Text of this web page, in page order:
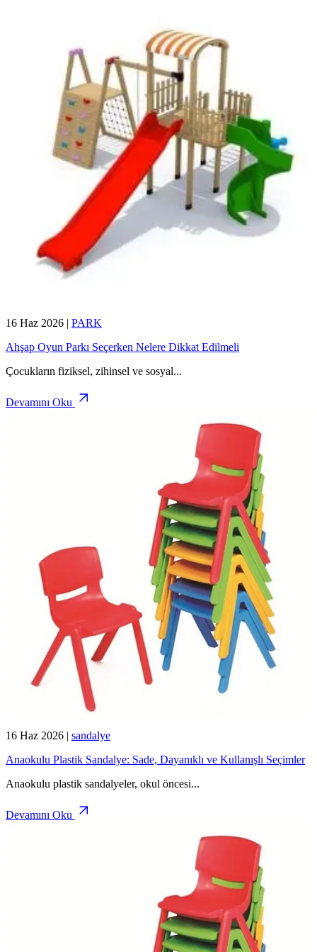
16 Haz 2026 | PARK
Ahşap Oyun Parkı Seçerken Nelere Dikkat Edilmeli
Çocukların fiziksel, zihinsel ve sosyal...
Devamını Oku
16 Haz 2026 | sandalye
Anaokulu Plastik Sandalye: Sade, Dayanıklı ve Kullanışlı Seçimler
Anaokulu plastik sandalyeler, okul öncesi...
Devamını Oku